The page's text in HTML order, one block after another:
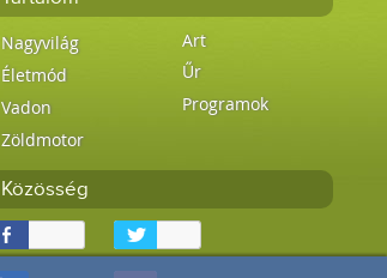
Nagyvilág
Életmód
Vadon
Zöldmotor
Art
Űr
Programok
Közösség